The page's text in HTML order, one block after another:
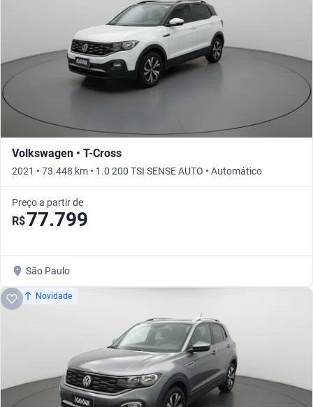
Volkswagen • T-Cross
2021 • 73.448 km • 1.0 200 TSI SENSE AUTO • Automático
Preço a partir de
R$77.799
São Paulo
Novidade